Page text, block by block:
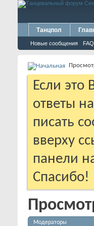
Танцпол
Новые сообщения FAQ
Если это
ответы
писать
вверху
панели
Спасибо!
Модераторы